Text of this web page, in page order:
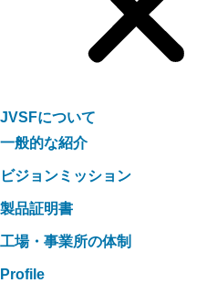
JVSFについて
一般的な紹介
ビジョンミッション
製品証明書
工場・事業所の体制
Profile